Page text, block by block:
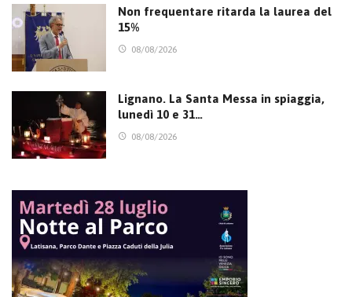
Non frequentare ritarda la laurea del
15%
08/08/2026
Lignano. La Santa Messa in spiaggia,
lunedì 10 e 31…
08/08/2026